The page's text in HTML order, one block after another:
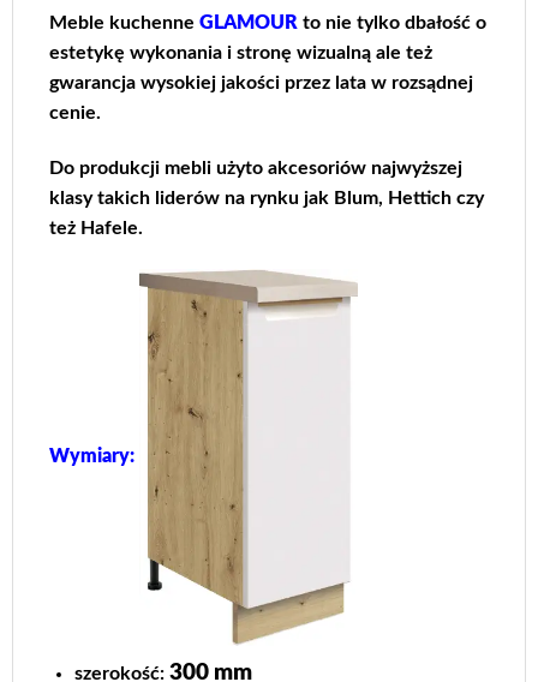
Meble kuchenne GLAMOUR to nie tylko dbałość o
estetykę wykonania i stronę wizualną ale też
gwarancja wysokiej jakości przez lata w rozsądnej
cenie.
Do produkcji mebli użyto akcesoriów najwyższej
klasy takich liderów na rynku jak Blum, Hettich czy
też Hafele.
Wymiary:
szerokość: 300 mm